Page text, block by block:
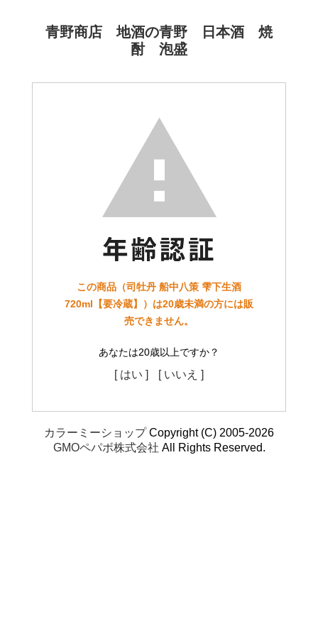
青野商店 地酒の青野 日本酒 焼
酎 泡盛
この商品（司牡丹 船中八策 雫下生酒
720ml【要冷蔵】）は20歳未満の方には販
売できません。
あなたは20歳以上ですか？
[ はい ] [ いいえ ]
カラーミーショップCopyright (C) 2005-2026
GMOペパボ株式会社 All Rights Reserved.